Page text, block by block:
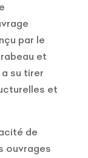
par le
et
a su tirer
et
de
ouvrages